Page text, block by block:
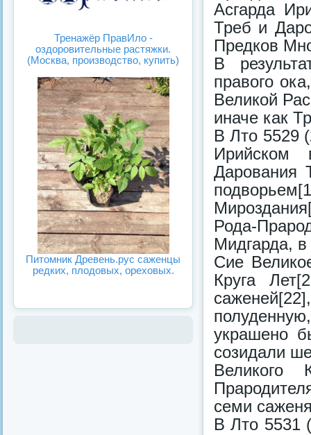
Асгарда
Треб и
Предков
В
правого
Великой
иначе как
В Лто 5529
Ирийском
Дарования
Рода-
Мидгарда,
Сие
Круга
украшено
созидали
Великого
семи
В Лто 5531
Тренажёр ПравИло -
оздоровительные растяжки.
(Москва, производство, купить)
Питомник Древень.рус саженцы
редких, плодовых, ореховых.